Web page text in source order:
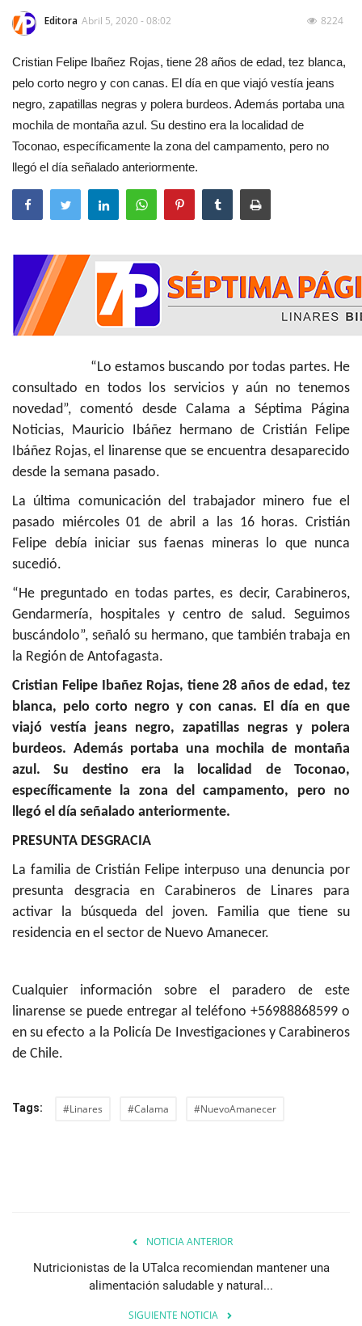
Editora Abril 5, 2020 - 08:02 8224
Cristian Felipe Ibañez Rojas, tiene 28 años de edad, tez blanca,
pelo corto negro y con canas. El día en que viajó vestía jeans
negro, zapatillas negras y polera burdeos. Además portaba una
mochila de montaña azul. Su destino era la localidad de
Toconao, específicamente la zona del campamento, pero no
llegó el día señalado anteriormente.
“Lo estamos buscando por todas partes. He
consultado en todos los servicios y aún no tenemos
novedad”, comentó desde Calama a Séptima Página
Noticias, Mauricio Ibáñez hermano de Cristián Felipe
Ibáñez Rojas, el linarense que se encuentra desaparecido
desde la semana pasado.
La última comunicación del trabajador minero fue el
pasado miércoles 01 de abril a las 16 horas. Cristián
Felipe debía iniciar sus faenas mineras lo que nunca
sucedió.
“He preguntado en todas partes, es decir, Carabineros,
Gendarmería, hospitales y centro de salud. Seguimos
buscándolo”, señaló su hermano, que también trabaja en
la Región de Antofagasta.
Cristian Felipe Ibañez Rojas, tiene 28 años de edad, tez
blanca, pelo corto negro y con canas. El día en que
viajó vestía jeans negro, zapatillas negras y polera
burdeos. Además portaba una mochila de montaña
azul. Su destino era la localidad de Toconao,
específicamente la zona delcampamento, pero no
llegó el día señalado anteriormente.
PRESUNTA DESGRACIA
La familia de Cristián Felipe interpuso una denuncia por
presunta desgracia en Carabineros de Linares para
activar la búsqueda del joven. Familia que tiene su
residencia en el sector de Nuevo Amanecer.
Cualquier información sobre el paradero de este
linarense se puede entregar al teléfono +56988868599 o
en su efecto a la Policía De Investigaciones y Carabineros
de Chile.
Tags: #Linares #Calama #NuevoAmanecer
NOTICIA ANTERIOR
Nutricionistas de la UTalca recomiendan mantener una
alimentación saludable y natural...
SIGUIENTE NOTICIA